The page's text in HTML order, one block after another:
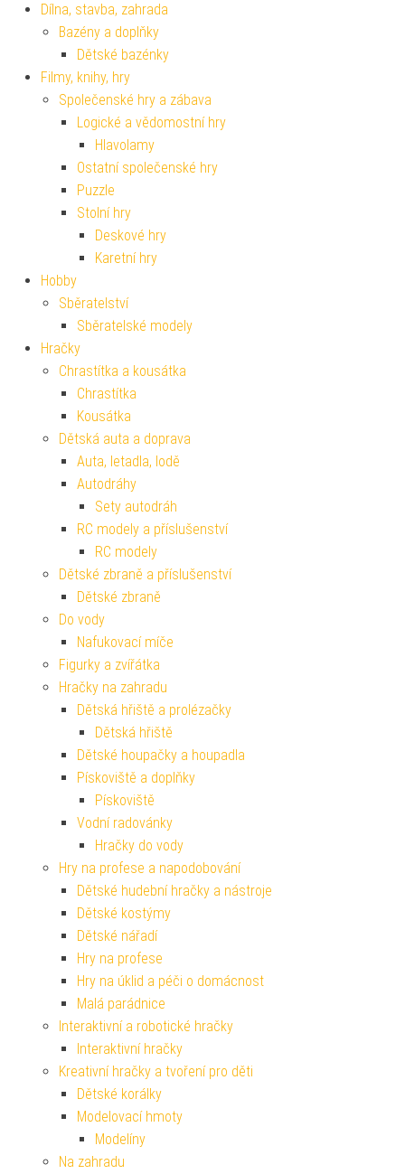
Dílna, stavba, zahrada
Bazény a doplňky
Dětské bazénky
Filmy, knihy, hry
Společenské hry a zábava
Logické a vědomostní hry
Hlavolamy
Ostatní společenské hry
Puzzle
Stolní hry
Deskové hry
Karetní hry
Hobby
Sběratelství
Sběratelské modely
Hračky
Chrastítka a kousátka
Chrastítka
Kousátka
Dětská auta a doprava
Auta, letadla, lodě
Autodráhy
Sety autodráh
RC modely a příslušenství
RC modely
Dětské zbraně a příslušenství
Dětské zbraně
Do vody
Nafukovací míče
Figurky a zvířátka
Hračky na zahradu
Dětská hřiště a prolézačky
Dětská hřiště
Dětské houpačky a houpadla
Pískoviště a doplňky
Pískoviště
Vodní radovánky
Hračky do vody
Hry na profese a napodobování
Dětské hudební hračky a nástroje
Dětské kostýmy
Dětské nářadí
Hry na profese
Hry na úklid a péči o domácnost
Malá parádnice
Interaktivní a robotické hračky
Interaktivní hračky
Kreativní hračky a tvoření pro děti
Dětské korálky
Modelovací hmoty
Modelíny
Na zahradu